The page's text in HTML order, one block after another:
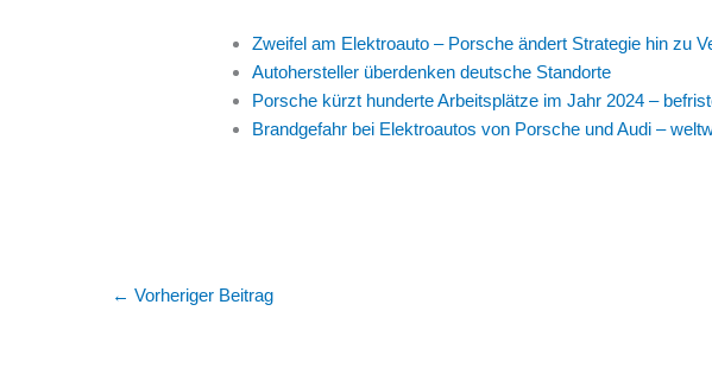
Zweifel am Elektroauto – Porsche ändert Strategie hin zu
Autohersteller überdenken deutsche Standorte
Porsche kürzt hunderte Arbeitsplätze im Jahr 2024 –
Brandgefahr bei Elektroautos von Porsche und Audi –
← Vorheriger Beitrag